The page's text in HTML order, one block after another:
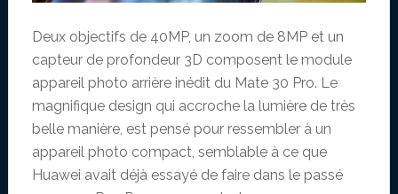
Deux objectifs de 40MP, un zoom de 8MP et un
capteur de profondeur 3D composent le module
appareil photo arrière inédit du Mate 30 Pro. Le
magnifique design qui accroche la lumière de très
belle manière, est pensé pour ressembler à un
appareil photo compact, semblable à ce que
Huawei avait déjà essayé de faire dans le passé